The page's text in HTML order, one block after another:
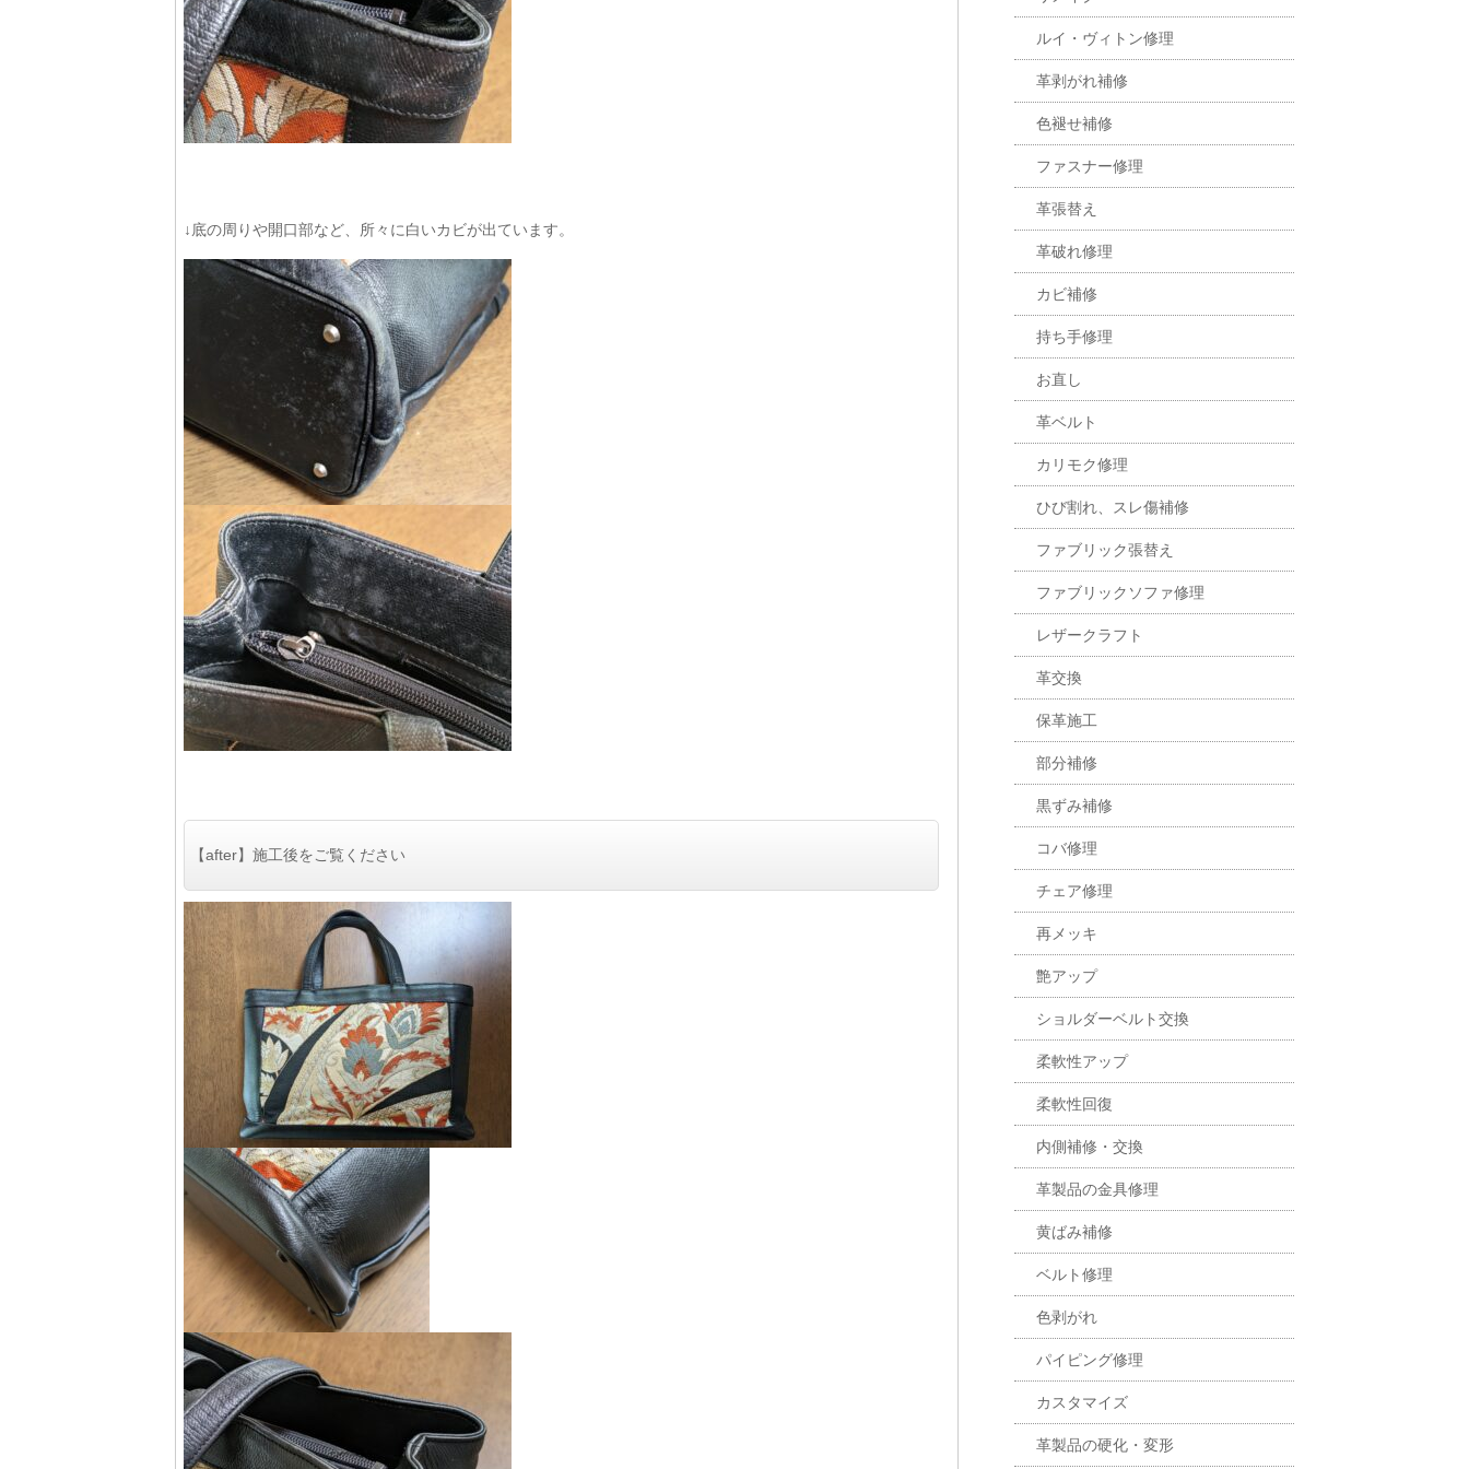
↓底の周りや開口部など、所々に白いカビが出ています。
【after】施工後をご覧ください
ルイ・ヴィトン修理
革剥がれ補修
色褪せ補修
ファスナー修理
革張替え
革破れ修理
カビ補修
持ち手修理
お直し
革ベルト
カリモク修理
ひび割れ、スレ傷補修
ファブリック張替え
ファブリックソファ修理
レザークラフト
革交換
保革施工
部分補修
黒ずみ補修
コバ修理
チェア修理
再メッキ
艶アップ
ショルダーベルト交換
柔軟性アップ
柔軟性回復
内側補修・交換
革製品の金具修理
黄ばみ補修
ベルト修理
色剥がれ
パイピング修理
カスタマイズ
革製品の硬化・変形